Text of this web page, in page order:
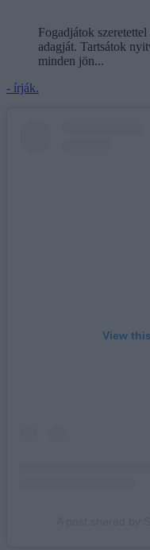
Fogadjátok
adagját. Tartsátok
minden jön...
- írják.
View